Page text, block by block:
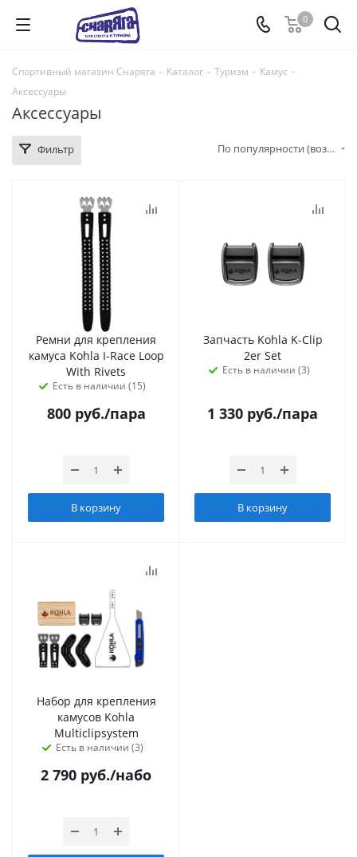
0
Спортивный магазин Снаряга - Каталог - Туризм - Камус -
Аксессуары
Аксессуары
Фильтр По популярности (возрастание)
Ремни для крепления
камуса Kohla I-Race Loop
With Rivets
Есть в наличии (15)
800руб./пара
В корзину
Запчасть Kohla K-Clip
2er Set
Есть в наличии (3)
1 330 руб./пара
В корзину
Набор для крепления
камусов Kohla
Multiclipsystem
Есть в наличии (3)
2 790 руб./набо